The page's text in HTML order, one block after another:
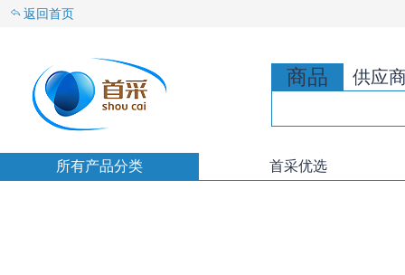
返回首页
商品 供应
所有产品分类 首采优选